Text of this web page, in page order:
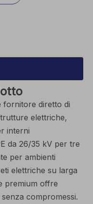
fornitore diretto di
elettriche,
interni
da 26/35 kV per tre
per ambienti
elettriche su larga
premium offre
compromessi.